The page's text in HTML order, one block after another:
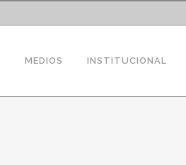
MEDIOS INSTITUCIONAL